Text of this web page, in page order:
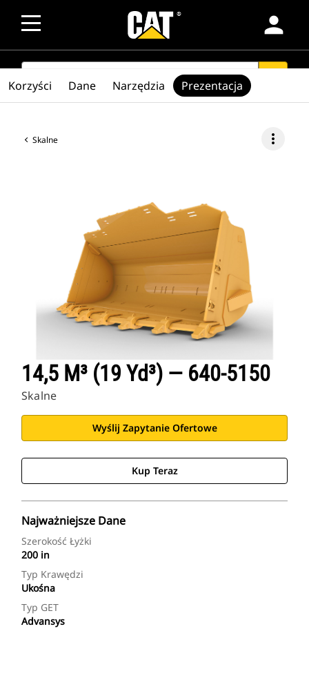
person
SEARCH
Skalne more_vert
14,5 M³ (19 Yd³) — 640-5150
Skalne
Wyślij Zapytanie Ofertowe
Kup Teraz
Najważniejsze Dane
Szerokość Łyżki
200 in
Typ Krawędzi
Ukośna
Typ GET
Advansys
Korzyści Dane Narzędzia Prezentacja